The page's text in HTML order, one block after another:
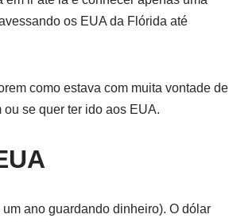
os EUA da Flórida até
como estava com muita vontade de
se quer ter ido aos EUA.
ano guardando dinheiro). O dólar